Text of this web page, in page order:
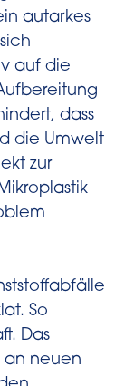
autarkes
auf die
dass
die Umwelt
zur
So
Das
an neuen